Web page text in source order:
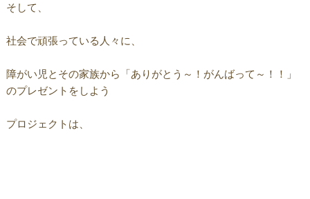
そして、
社会で頑張っている人々に、
障がい児とその家族から「ありがとう～！がんばって～！！」
のプレゼントをしよう
プロジェクトは、